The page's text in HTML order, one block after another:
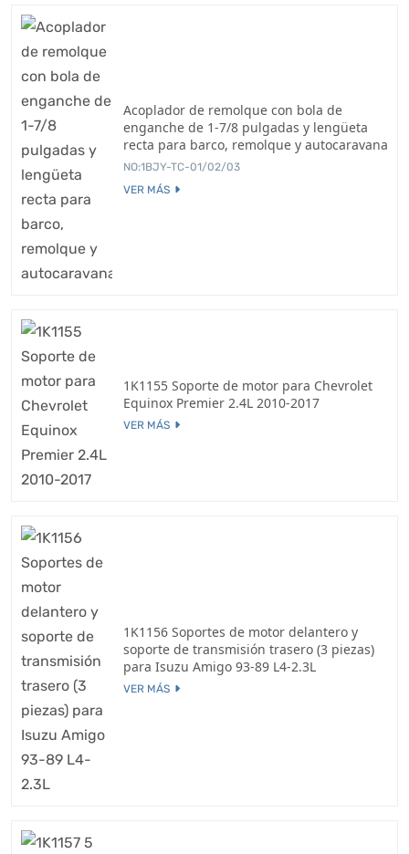
Acoplador de remolque con bola de
enganche de 1-7/8 pulgadas y lengüeta
recta para barco, remolque y autocaravana
NO:1BJY-TC-01/02/03
VER MÁS
1K1155 Soporte de motor para Chevrolet
Equinox Premier 2.4L 2010-2017
VER MÁS
1K1156 Soportes de motor delantero y
soporte de transmisión trasero (3 piezas)
para Isuzu Amigo 93-89 L4-2.3L
VER MÁS